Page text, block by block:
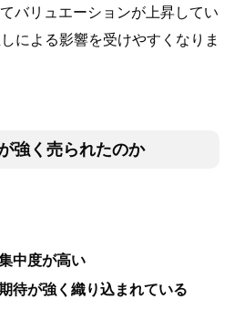
バリュエーションが上昇してい
による影響を受けやすくなりま
強く売られたのか
中度が高い
待が強く織り込まれている